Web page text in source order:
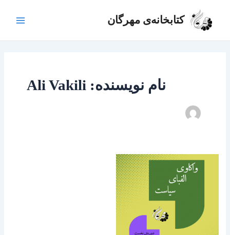
کتابخانه‌ی مهرگان
نام نویسنده: Ali Vakili
واکاوی